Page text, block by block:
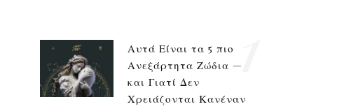
Αυτά Είναι τα 5 πιο
Ανεξάρτητα Ζώδια —
και Γιατί Δεν
Χρειάζονται Κανέναν
1